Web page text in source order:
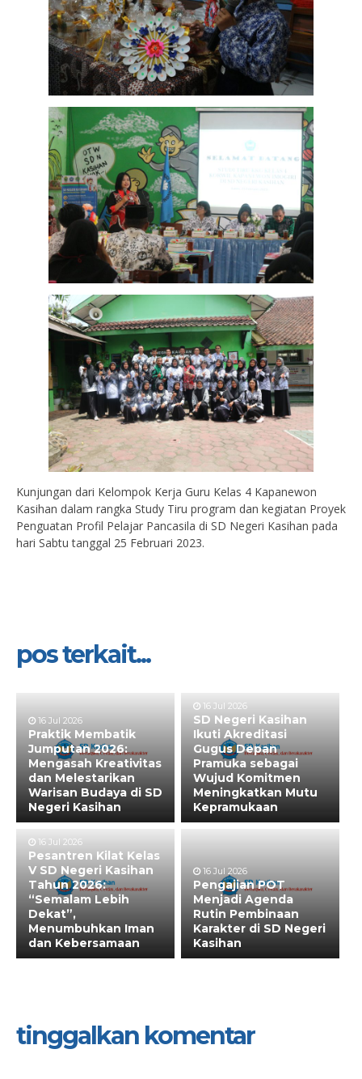
Kunjungan dari Kelompok Kerja Guru Kelas 4 Kapanewon
Kasihan dalam rangka Study Tiru program dan kegiatan Proyek
Penguatan Profil Pelajar Pancasila di SD Negeri Kasihan pada
hari Sabtu tanggal 25 Februari 2023.
pos terkait...
16 Jul 2026
Praktik Membatik
Jumputan 2026:
Mengasah Kreativitas
dan Melestarikan
Warisan Budaya di SD
Negeri Kasihan
16 Jul 2026
SD Negeri Kasihan
Ikuti Akreditasi
Gugus Depan
Pramuka sebagai
Wujud Komitmen
Meningkatkan Mutu
Kepramukaan
16 Jul 2026
Pesantren Kilat Kelas
V SD Negeri Kasihan
Tahun 2026:
“Semalam Lebih
Dekat”,
Menumbuhkan Iman
dan Kebersamaan
16 Jul 2026
Pengajian POT
Menjadi Agenda
Rutin Pembinaan
Karakter di SD Negeri
Kasihan
tinggalkan komentar